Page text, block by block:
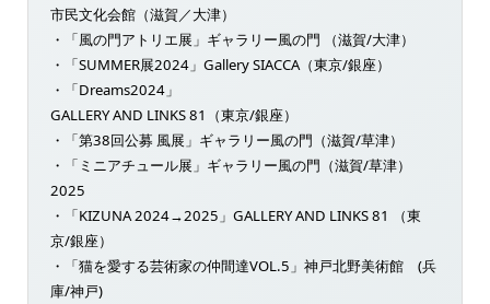
市民文化会館（滋賀／大津）
・「風の門アトリエ展」ギャラリー風の門 （滋賀/大津）
・「SUMMER展2024」Gallery SIACCA（東京/銀座）
・「Dreams2024」
GALLERY AND LINKS 81（東京/銀座）
・「第38回公募 風展」ギャラリー風の門（滋賀/草津）
・「ミニアチュール展」ギャラリー風の門（滋賀/草津）
2025
・「KIZUNA 2024→2025」GALLERY AND LINKS 81 （東
京/銀座）
・「猫を愛する芸術家の仲間達VOL.5」神戸北野美術館 (兵
庫/神戸)